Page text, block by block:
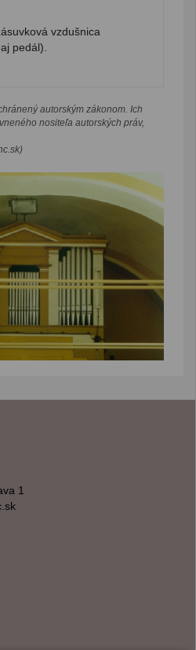
vzdušnica
pedál).
autorským zákonom. Ich
nositeľa autorských práv,
1